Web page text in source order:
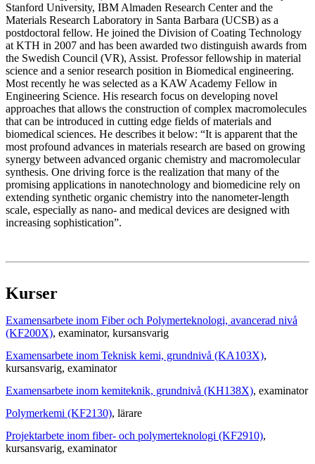
Stanford University, IBM Almaden Research Center and the
Materials Research Laboratory in Santa Barbara (UCSB) as a
postdoctoral fellow. He joined the Division of Coating Technology
at KTH in 2007 and has been awarded two distinguish awards from
the Swedish Council (VR), Assist. Professor fellowship in material
science and a senior research position in Biomedical engineering.
Most recently he was selected as a KAW Academy Fellow in
Engineering Science. His research focus on developing novel
approaches that allows the construction of complex macromolecules
that can be introduced in cutting edge fields of materials and
biomedical sciences. He describes it below: “It is apparent that the
most profound advances in materials research are based on growing
synergy between advanced organic chemistry and macromolecular
synthesis. One driving force is the realization that many of the
promising applications in nanotechnology and biomedicine rely on
extending synthetic organic chemistry into the nanometer-length
scale, especially as nano- and medical devices are designed with
increasing sophistication”.
Kurser
Examensarbete inom Fiber och Polymerteknologi, avancerad nivå
(KF200X), examinator, kursansvarig
Examensarbete inom Teknisk kemi, grundnivå (KA103X),
kursansvarig, examinator
Examensarbete inom kemiteknik, grundnivå (KH138X), examinator
Polymerkemi (KF2130), lärare
Projektarbete inom fiber- och polymerteknologi (KF2910),
kursansvarig, examinator